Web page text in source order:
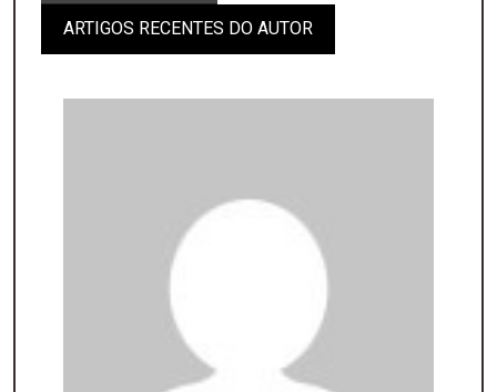
ARTIGOS RECENTES DO AUTOR